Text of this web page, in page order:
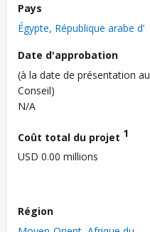
Pays
Égypte, République arabe d’
Date d'approbation
(à la date de présentation au
Conseil)
N/A
Coût total du projet 1
USD 0.00 millions
Région